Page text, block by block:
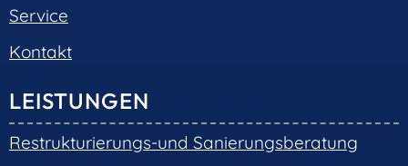
Service
Kontakt
LEISTUNGEN
Restrukturierungs-und Sanierungsberatung